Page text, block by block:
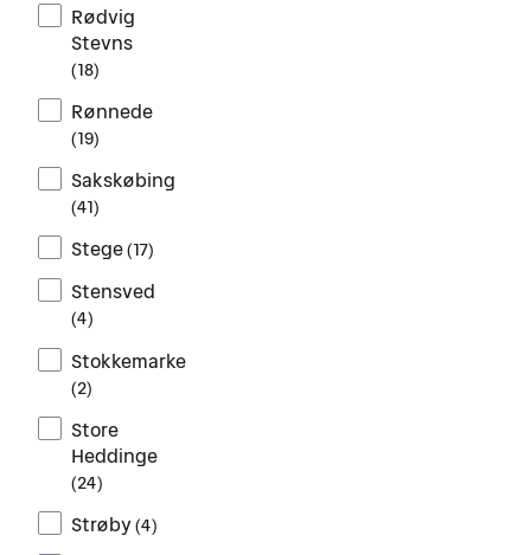
Rødvig
Stevns
(18)
Rønnede
(19)
Sakskøbing
(41)
Stege(17)
Stensved
(4)
Stokkemarke
(2)
Store
Heddinge
(24)
Strøby(4)